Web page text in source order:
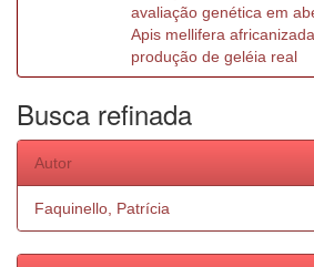
avaliação genética em
Apis mellifera
produção de geléia real
Busca refinada
Autor
Faquinello, Patrícia